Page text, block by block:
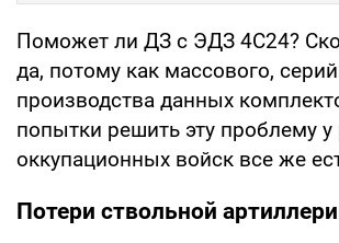
Поможет ли ДЗ с ЭДЗ 4С24?
да, потому как массового,
производства данных
попытки решить эту проблему у
оккупационных войск все же
Потери ствольной